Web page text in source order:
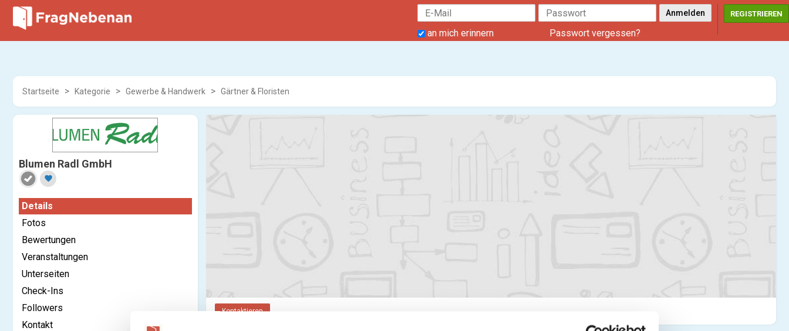
an mich erinnern Passwort vergessen?
REGISTRIEREN
Startseite Kategorie Gewerbe & Handwerk Gärtner & Floristen
Blumen Radl GmbH
favorite
Details
Fotos
Bewertungen
Veranstaltungen
Unterseiten
Check-Ins
Followers
Kontakt
Kontaktieren